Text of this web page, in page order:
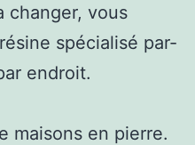
changer, vous
spécialisé par-
endroit.
maisons en pierre.